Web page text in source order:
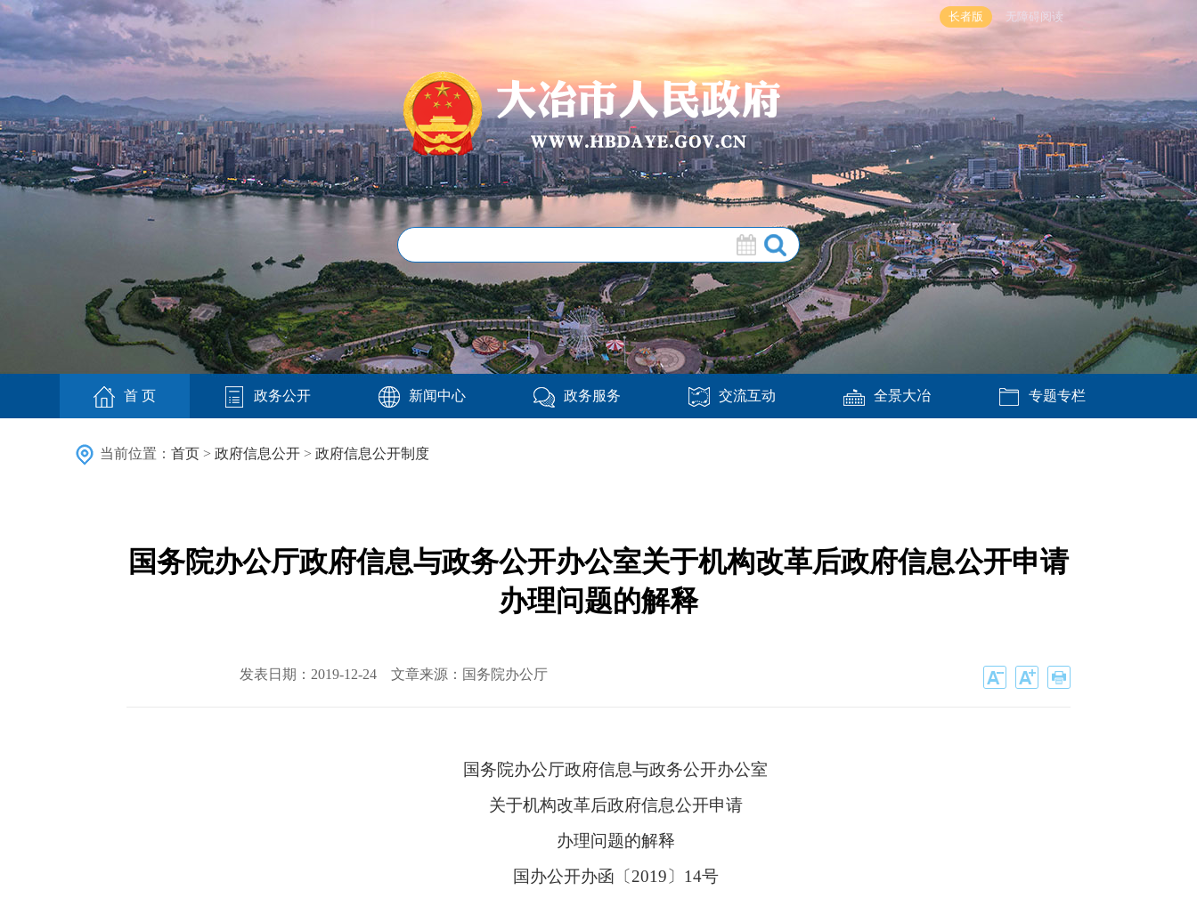
长者版 无障碍阅读
首 页 政务公开 新闻中心 政务服务 交流互动 全景大冶 专题专栏
当前位置： 首页 > 政府信息公开 > 政府信息公开制度
国务院办公厅政府信息与政务公开办公室关于机构改革后政府信息公开申请
办理问题的解释
发表日期：2019-12-24 文章来源：国务院办公厅
国务院办公厅政府信息与政务公开办公室
关于机构改革后政府信息公开申请
办理问题的解释
国办公开办函〔2019〕14号